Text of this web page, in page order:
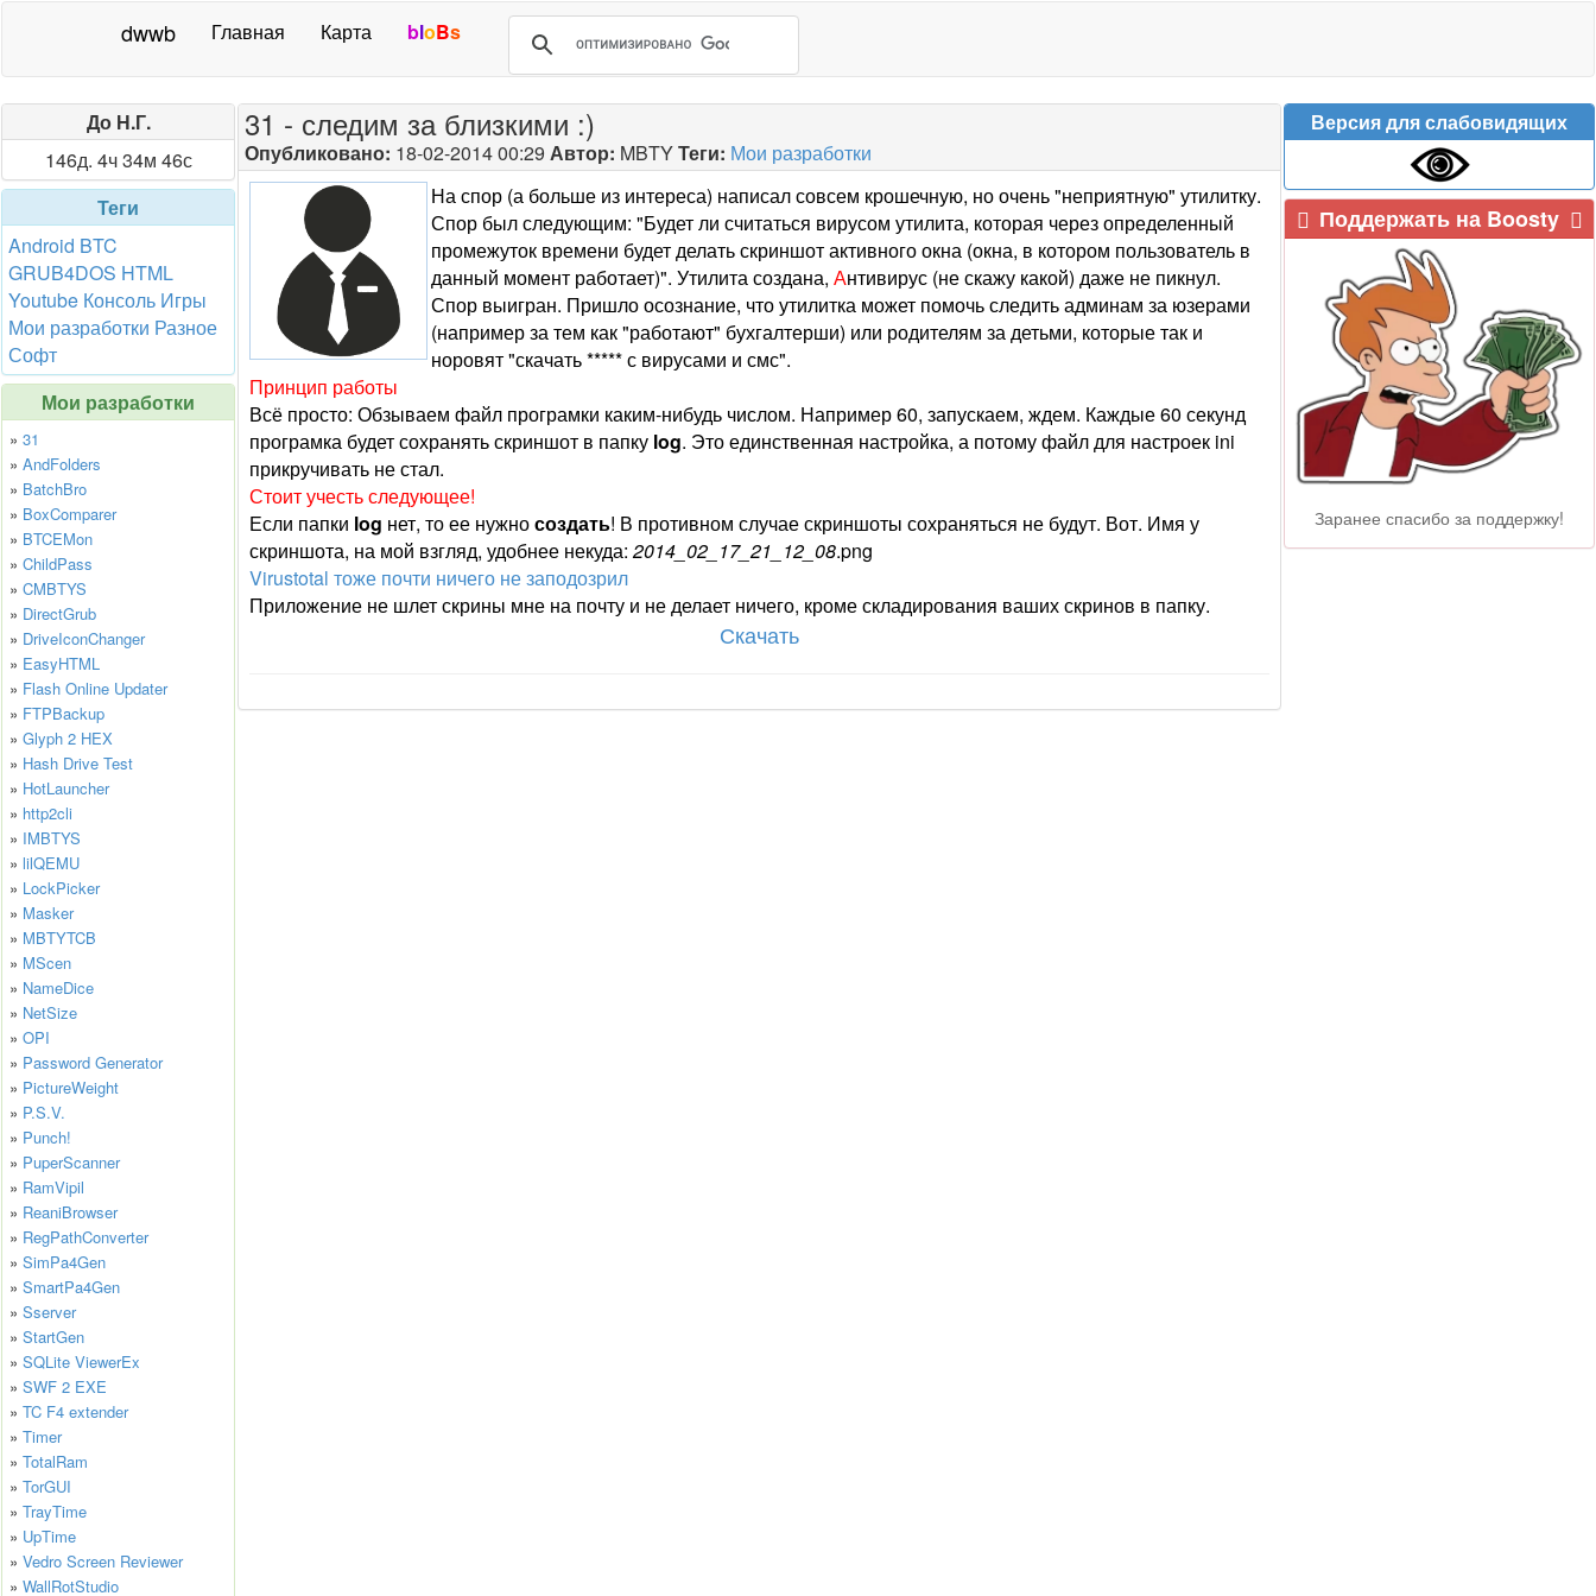
dwwb Главная Карта bloBs
До Н.Г.
146д. 4ч 34м 46с
Теги
Android BTC
GRUB4DOS HTML
Youtube Консоль Игры
Мои разработки Разное
Софт
Мои разработки
» 31
» AndFolders
» BatchBro
» BoxComparer
» BTCEMon
» ChildPass
» CMBTYS
» DirectGrub
» DriveIconChanger
» EasyHTML
» Flash Online Updater
» FTPBackup
» Glyph 2 HEX
» Hash Drive Test
» HotLauncher
» http2cli
» IMBTYS
» lilQEMU
» LockPicker
» Masker
» MBTYTCB
» MScen
» NameDice
» NetSize
» OPI
» Password Generator
» PictureWeight
» P.S.V.
» Punch!
» PuperScanner
» RamVipil
» ReaniBrowser
» RegPathConverter
» SimPa4Gen
» SmartPa4Gen
» Sserver
» StartGen
» SQLite ViewerEx
» SWF 2 EXE
» TC F4 extender
» Timer
» TotalRam
» TorGUI
» TrayTime
» UpTime
» Vedro Screen Reviewer
» WallRotStudio
31 - следим за близкими :)
Опубликовано: 18-02-2014 00:29 Автор: MBTYТеги: Мои разработки
На спор (а больше из интереса) написал совсем крошечную, но очень "неприятную" утилитку.
Спор был следующим: "Будет ли считаться вирусом утилита, которая через определенный
промежуток времени будет делать скриншот активного окна (окна, в котором пользователь в
данный момент работает)". Утилита создана, Антивирус (не скажу какой) даже не пикнул.
Спор выигран. Пришло осознание, что утилитка может помочь следить админам за юзерами
(например за тем как "работают" бухгалтерши) или родителям за детьми, которые так и
норовят "скачать ***** с вирусами и смс".
Принцип работы
Всё просто: Обзываем файл програмки каким-нибудь числом. Например 60, запускаем, ждем. Каждые 60 секунд
програмка будет сохранять скриншот в папку log. Это единственная настройка, а потому файл для настроек ini
прикручивать не стал.
Стоит учесть следующее!
Если папки log нет, то ее нужносоздать! В противном случае скриншоты сохраняться не будут. Вот. Имя у
скриншота, на мой взгляд, удобнее некуда:2014_02_17_21_12_08.png
Virustotal тоже почти ничего не заподозрил
Приложение не шлет скрины мне на почту и не делает ничего, кроме складирования ваших скринов в папку.
Скачать
Версия для слабовидящих
Поддержать на Boosty
Заранее спасибо за поддержку!